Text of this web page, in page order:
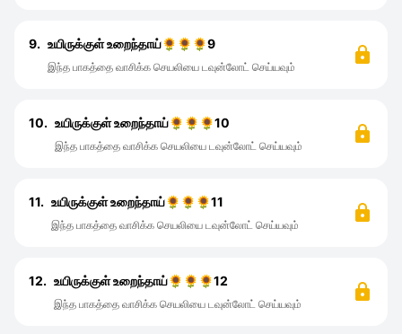
9. உயிருக்குள் உறைந்தாய்🌻🌻🌻9
இந்த பாகத்தை வாசிக்க செயலியை டவுன்லோட் செய்யவும்
10. உயிருக்குள் உறைந்தாய்🌻🌻🌻10
இந்த பாகத்தை வாசிக்க செயலியை டவுன்லோட் செய்யவும்
11. உயிருக்குள் உறைந்தாய்🌻🌻🌻11
இந்த பாகத்தை வாசிக்க செயலியை டவுன்லோட் செய்யவும்
12. உயிருக்குள் உறைந்தாய்🌻🌻🌻12
இந்த பாகத்தை வாசிக்க செயலியை டவுன்லோட் செய்யவும்